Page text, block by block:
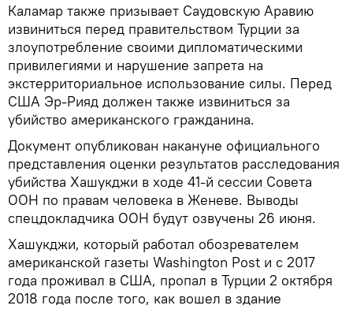
Каламар также призывает Саудовскую Аравию
извиниться перед правительством Турции за
злоупотребление своими дипломатическими
привилегиями и нарушение запрета на
экстерриториальное использование силы. Перед
США Эр-Рияд должен также извиниться за
убийство американского гражданина.
Документ опубликован накануне официального
представления оценки результатов расследования
убийства Хашукджи в ходе 41-й сессии Совета
ООН по правам человека в Женеве. Выводы
спецдокладчика ООН будут озвучены 26 июня.
Хашукджи, который работал обозревателем
американской газеты Washington Post и с 2017
года проживал в США, пропал в Турции 2 октября
2018 года после того, как вошел в здание